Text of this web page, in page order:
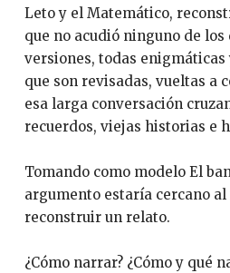
Leto y el Matemático,
que no acudió ninguno de
versiones, todas
que son revisadas, vueltas a
esa larga conversación
recuerdos, viejas historias e
Tomando como modelo El
argumento estaría cercano
reconstruir un relato.
¿Cómo narrar? ¿Cómo y qué